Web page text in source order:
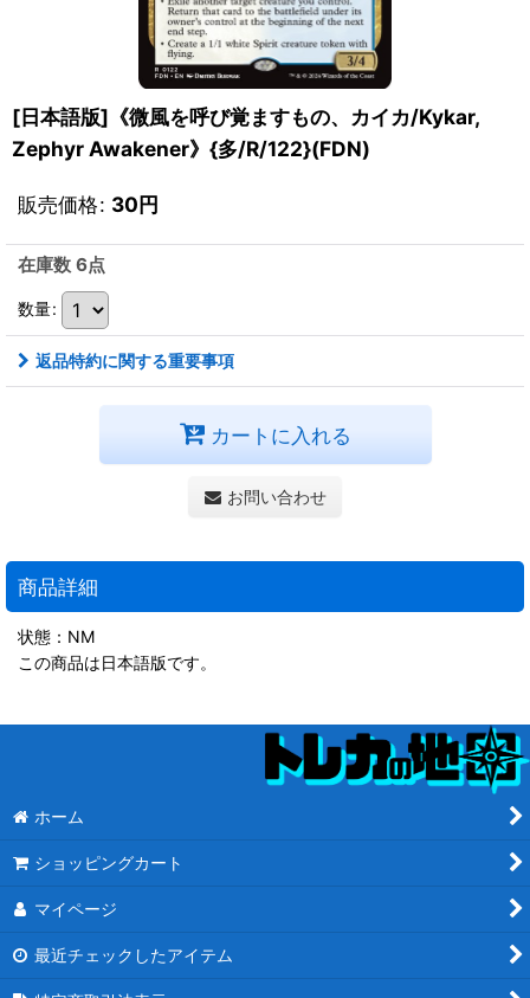
[日本語版]《微風を呼び覚ますもの、カイカ/Kykar,
Zephyr Awakener》{多/R/122}(FDN)
販売価格: 30円
在庫数 6点
数量:
返品特約に関する重要事項
カートに入れる
お問い合わせ
商品詳細
状態：NM
この商品は日本語版です。
ホーム
ショッピングカート
マイページ
最近チェックしたアイテム